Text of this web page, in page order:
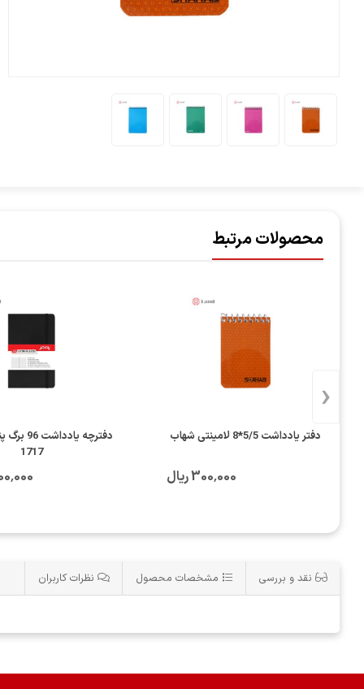
محصولات مرتبط
دفتر یادداشت 5/5*8 لامینتی شهاب
300٬000 ریال
1717
‹
نقد و بررسی مشخصات محصول نظرات کاربران